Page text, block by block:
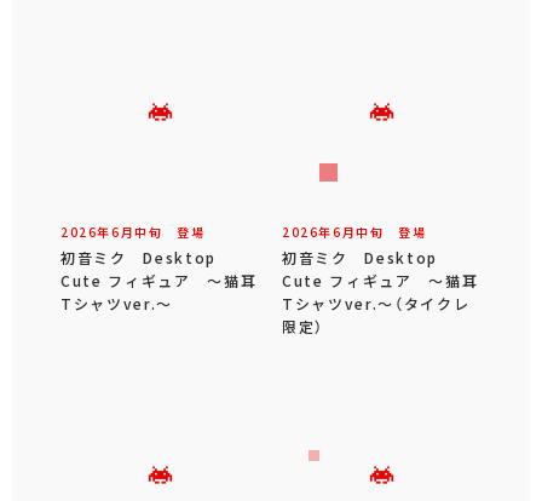
2026年6 月中旬 登場
初音ミク Desktop
Cute フィギュア ～猫耳
Tシャツver.～
2026年6 月中旬 登場
初音ミク Desktop
Cute フィギュア ～猫耳
Tシャツver.～（タイクレ
限定）